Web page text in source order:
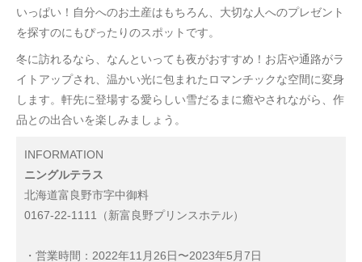
いっぱい！自分へのお土産はもちろん、大切な人へのプレゼント
を探すのにもぴったりのスポットです。
冬に訪れるなら、なんといっても夜がおすすめ！お店や通路がラ
イトアップされ、温かい光に包まれたロマンチックな空間に変身
します。軒先に登場する愛らしい雪だるまに癒やされながら、作
品との出合いを楽しみましょう。
INFORMATION
ニングルテラス
北海道富良野市字中御料
0167-22-1111（新富良野プリンスホテル）
・営業時間：2022年11月26日〜2023年5月7日